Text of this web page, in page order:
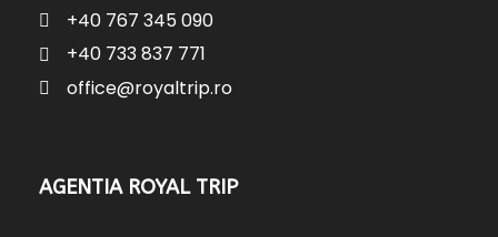
+40 767 345 090
+40 733 837 771
office@royaltrip.ro
AGENTIA ROYAL TRIP